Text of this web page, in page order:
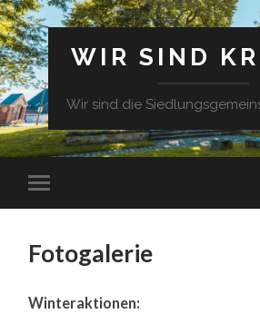
WIR SIND
Wir sind die
Fotogalerie
Winteraktionen: